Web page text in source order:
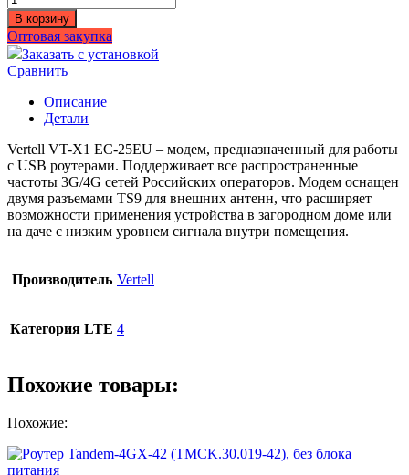
В корзину
Оптовая закупка
Заказать с установкой
Сравнить
Описание
Детали
Vertell VT-X1 EC-25EU – модем, предназначенный для работы
с USB роутерами. Поддерживает все распространенные
частоты 3G/4G сетей Российских операторов. Модем оснащен
двумя разъемами TS9 для внешних антенн, что расширяет
возможности применения устройства в загородном доме или
на даче с низким уровнем сигнала внутри помещения.
Производитель Vertell
Категория LTE 4
Похожие товары:
Похожие: